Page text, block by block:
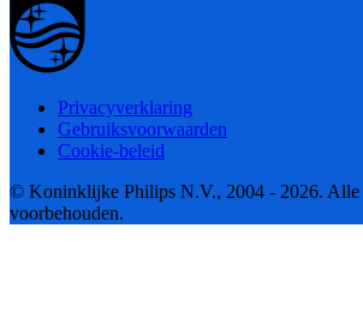
Privacyverklaring
Gebruiksvoorwaarden
Cookie-beleid
© Koninklijke Philips N.V., 2004 - 2026. Alle
voorbehouden.